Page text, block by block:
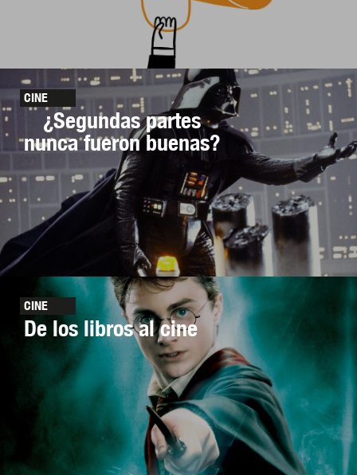
CINE
¿Segundas partes
nunca fueron buenas?
CINE
De los libros al cine